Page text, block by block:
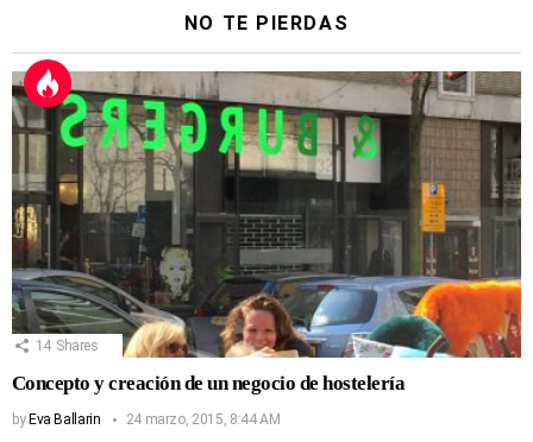
NO TE PIERDAS
14 Shares
Concepto y creación de un negocio de hostelería
by Eva Ballarin 24 marzo, 2015, 8:44 AM